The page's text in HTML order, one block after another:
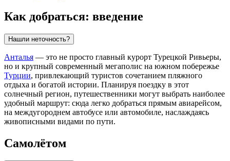
Как добраться: введение
Нашли неточность?
Анталья — это не просто главный курорт Турецкой Ривьеры,
но и крупный современный мегаполис на южном побережье
Турции, привлекающий туристов сочетанием пляжного
отдыха и богатой истории. Планируя поездку в этот
солнечный регион, путешественники могут выбрать наиболее
удобный маршрут: сюда легко добраться прямым авиарейсом,
на междугороднем автобусе или автомобиле, наслаждаясь
живописными видами по пути.
Самолётом